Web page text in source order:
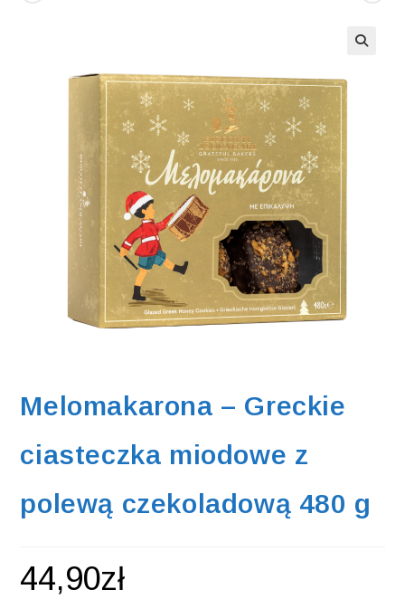
Melomakarona – Greckie
ciasteczka miodowe z
polewą czekoladową 480 g
44,90zł